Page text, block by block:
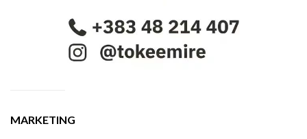
MARKETING